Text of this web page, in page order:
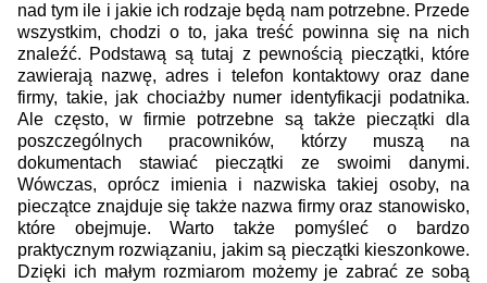
nad tym ile i jakie ich rodzaje będą nam potrzebne. Przede
wszystkim, chodzi o to, jaka treść powinna się na nich
znaleźć. Podstawą są tutaj z pewnością pieczątki, które
zawierają nazwę, adres i telefon kontaktowy oraz dane
firmy, takie, jak chociażby numer identyfikacji podatnika.
Ale często, w firmie potrzebne są także pieczątki dla
poszczególnych pracowników, którzy muszą na
dokumentach stawiać pieczątki ze swoimi danymi.
Wówczas, oprócz imienia i nazwiska takiej osoby, na
pieczątce znajduje się także nazwa firmy oraz stanowisko,
które obejmuje. Warto także pomyśleć o bardzo
praktycznym rozwiązaniu, jakim są pieczątki kieszonkowe.
Dzięki ich małym rozmiarom możemy je zabrać ze sobą